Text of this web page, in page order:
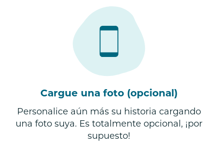
Cargue una foto (opcional)
Personalice aún más su historia cargando
una foto suya. Es totalmente opcional, ¡por
supuesto!